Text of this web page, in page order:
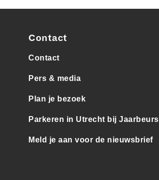
Contact
Contact
Pers & media
Plan je bezoek
Parkeren in Utrecht bij Jaarbeurs
Meld je aan voor de nieuwsbrief